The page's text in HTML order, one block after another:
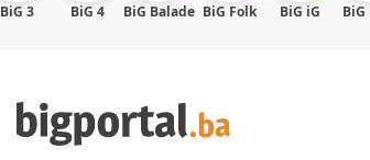
BiG 3 BiG 4 BiG Balade BiG Folk BiG iG BiG